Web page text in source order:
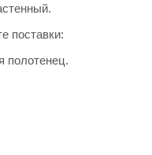
поставки:
полотенец.